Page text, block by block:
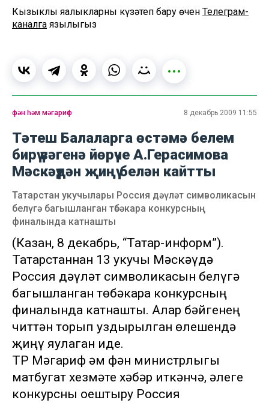
Кызыклы яңалыкларны күзәтеп бару өчен Телеграм-
каналга язылыгыз
фән һәм мәгариф 8 декабрь 2009 11:55
Тәтеш Балаларга өстәмә белем
бирү үзәгенә йөрүче А.Герасимова
Мәскәүдән җиңү белән кайтты
Татарстан укучылары Россия дәүләт символикасын
белүгә багышланган төбәкара конкурсның
финалында катнашты
(Казан, 8 декабрь, “Татар-информ”).
Татарстаннан 13 укучы Мәскәүдә
Россия дәүләт символикасын белүгә
багышланган төбәкара конкурсның
финалында катнашты. Алар бәйгенең
читтән торып уздырылган өлешендә
җиңү яулаган иде.
ТР Мәгариф һәм фән министрлыгы
матбугат хезмәте хәбәр иткәнчә, әлеге
конкурсны оештыру Россия